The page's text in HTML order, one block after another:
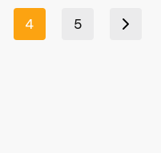
4 5